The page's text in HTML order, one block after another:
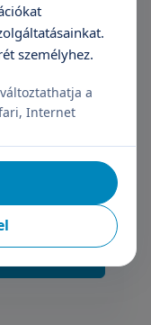
műtét
személyhez.
a
Internet